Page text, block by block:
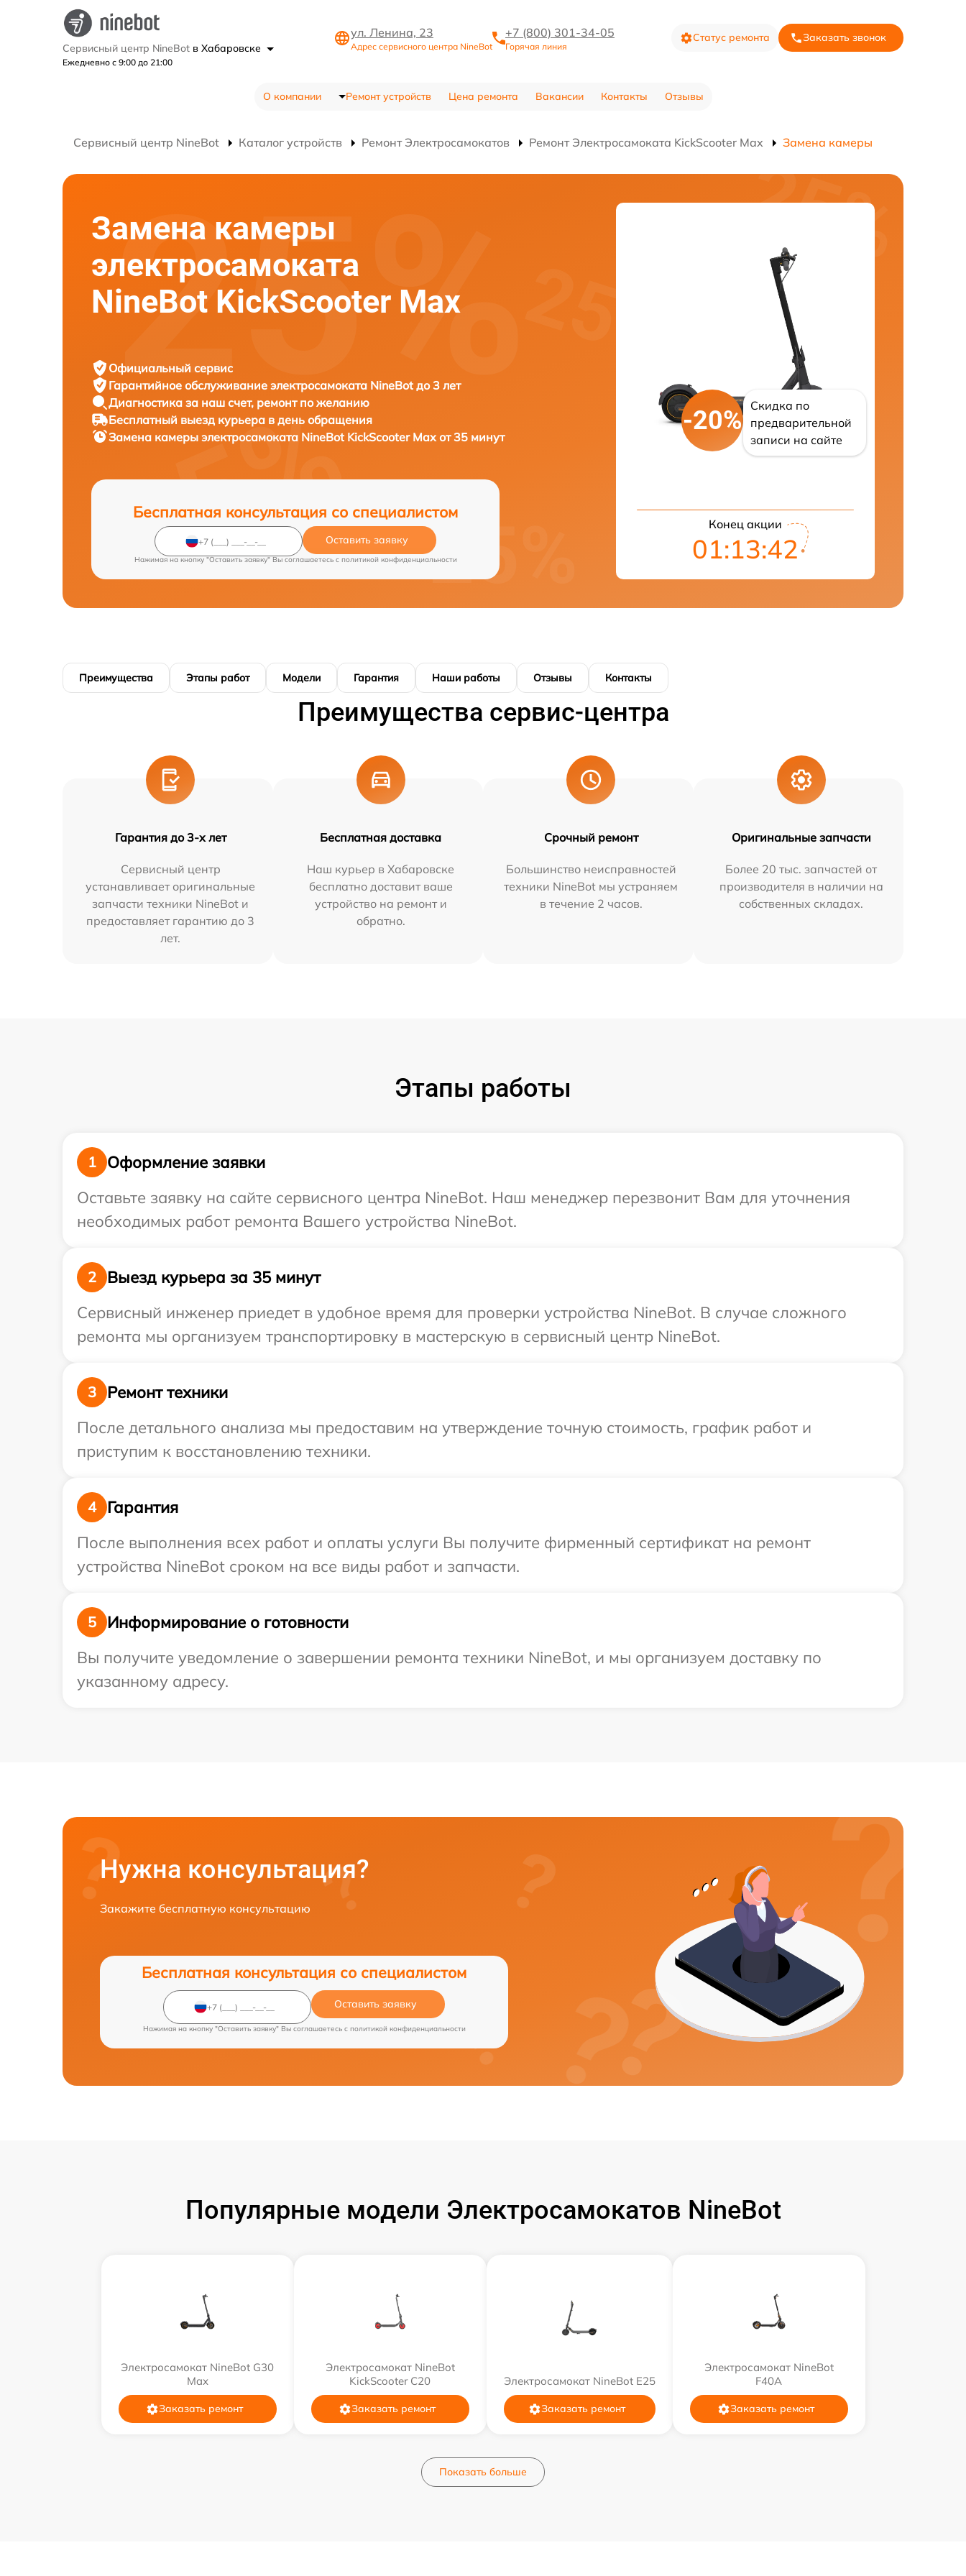
Сервисный центр NineBot в Хабаровске
Ежедневно с 9:00 до 21:00
ул. Ленина, 23
Адрес сервисного центра NineBot
+7 (800) 301-34-05
Горячая линия
Статус ремонта Заказать звонок
О компании Ремонт устройств Цена ремонта Вакансии Контакты Отзывы
Сервисный центр NineBot Каталог устройств Ремонт Электросамокатов Ремонт Электросамоката KickScooter Max Замена камеры
Замена камеры
электросамоката
NineBot KickScooter Max
Официальный сервис
Гарантийное обслуживание электросамоката NineBot до 3 лет
Диагностика за наш счет, ремонт по желанию
Бесплатный выезд курьера в день обращения
Замена камеры электросамоката NineBot KickScooter Max от 35 минут
Бесплатная консультация со специалистом
Оставить заявку
Нажимая на кнопку "Оставить заявку" Вы соглашаетесь c политикой конфиденциальности
-20%
Скидка по
предварительной
записи на сайте
Конец акции
01:13:41
Преимущества Этапы работ Модели Гарантия Наши работы Отзывы Контакты
Преимущества сервис-центра
Гарантия до 3-х лет
Сервисный центр
устанавливает оригинальные
запчасти техники NineBot и
предоставляет гарантию до 3
лет.
Бесплатная доставка
Наш курьер в Хабаровске
бесплатно доставит ваше
устройство на ремонт и
обратно.
Срочный ремонт
Большинство неисправностей
техники NineBot мы устраняем
в течение 2 часов.
Оригинальные запчасти
Более 20 тыс. запчастей от
производителя в наличии на
собственных складах.
Этапы работы
1
Оформление заявки
Оставьте заявку на сайте сервисного центра NineBot. Наш менеджер перезвонит Вам для уточнения
необходимых работ ремонта Вашего устройства NineBot.
2
Выезд курьера за 35 минут
Сервисный инженер приедет в удобное время для проверки устройства NineBot. В случае сложного
ремонта мы организуем транспортировку в мастерскую в сервисный центр NineBot.
3
Ремонт техники
После детального анализа мы предоставим на утверждение точную стоимость, график работ и
приступим к восстановлению техники.
4
Гарантия
После выполнения всех работ и оплаты услуги Вы получите фирменный сертификат на ремонт
устройства NineBot сроком на все виды работ и запчасти.
5
Информирование о готовности
Вы получите уведомление о завершении ремонта техники NineBot, и мы организуем доставку по
указанному адресу.
Нужна консультация?
Закажите бесплатную консультацию
Бесплатная консультация со специалистом
Оставить заявку
Нажимая на кнопку "Оставить заявку" Вы соглашаетесь c политикой конфиденциальности
Популярные модели Электросамокатов NineBot
Электросамокат NineBot G30
Max
Заказать ремонт
Электросамокат NineBot
KickScooter C20
Заказать ремонт
Электросамокат NineBot E25
Заказать ремонт
Электросамокат NineBot
F40A
Заказать ремонт
Показать больше